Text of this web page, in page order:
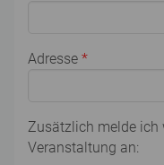
Adresse *
Zusätzlich melde ich
Veranstaltung an: